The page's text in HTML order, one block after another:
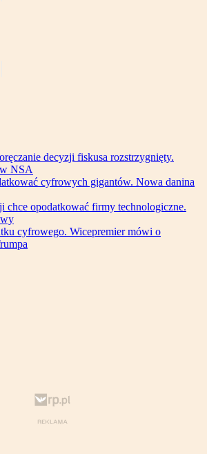
decyzji fiskusa rozstrzygnięty.
NSA
cyfrowych gigantów. Nowa danina
chce opodatkować firmy technologiczne.
cyfrowego. Wicepremier mówi o